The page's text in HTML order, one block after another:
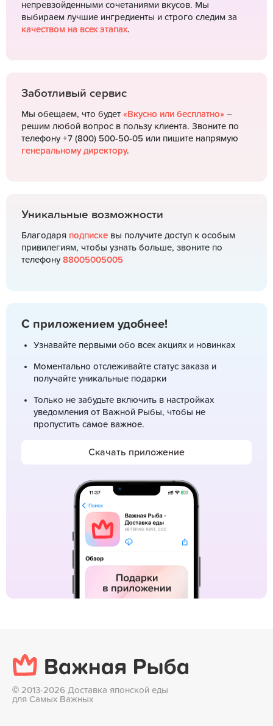
непревзойденными сочетаниями вкусов. Мы
выбираем лучшие ингредиенты и строго следим за
качеством на всех этапах.
Заботливый сервис
Мы обещаем, что будет «Вкусно или бесплатно» –
решим любой вопрос в пользу клиента. Звоните по
телефону +7 (800) 500-50-05 или пишите напрямую
генеральному директору.
Уникальные возможности
Благодаря подписке вы получите доступ к особым
привилегиям, чтобы узнать больше, звоните по
телефону 88005005005
С приложением удобнее!
Узнавайте первыми обо всех акциях и новинках
Моментально отслеживайте статус заказа и
получайте уникальные подарки
Только не забудьте включить в настройках
уведомления от Важной Рыбы, чтобы не
пропустить самое важное.
Скачать приложение
© 2013-2026 Доставка японской еды
для Самых Важных